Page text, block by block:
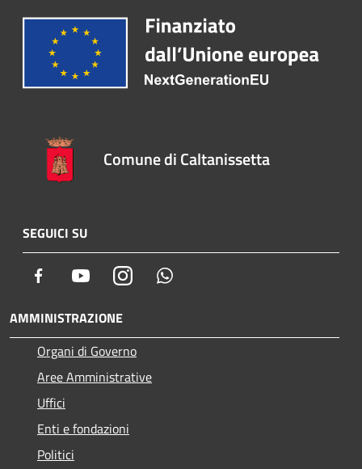
Comune di Caltanissetta
SEGUICI SU
Facebook YoutubeInstagram
AMMINISTRAZIONE
Organi di Governo
Aree Amministrative
Uffici
Enti e fondazioni
Politici